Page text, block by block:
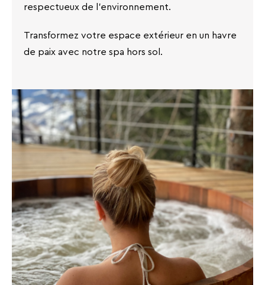
respectueux de l'environnement.
Transformez votre espace extérieur en un havre
de paix avec notre spa hors sol.